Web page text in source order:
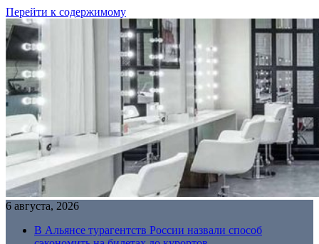
Перейти к содержимому
6 августа, 2026
В Альянсе турагентств России назвали способ